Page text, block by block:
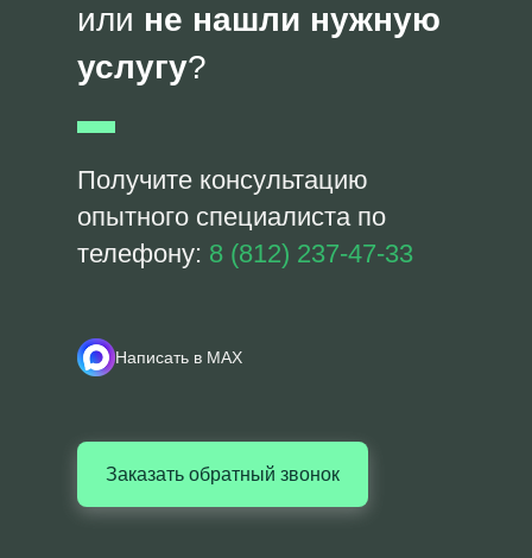
или не нашли нужную
услугу?
Получите консультацию
опытного специалиста по
телефону: 8 (812) 237-47-33
Написать в MAX
Заказать обратный звонок